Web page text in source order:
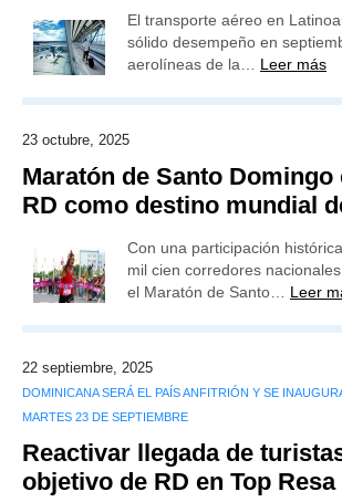
El transporte aéreo en
sólido desempeño en
aerolíneas de la… Leer más
23 octubre, 2025
Maratón de Santo
RD como destino mundial
Con una participación
mil cien corredores
el Maratón de Santo… Leer
22 septiembre, 2025
DOMINICANA SERÁ EL PAÍS ANFITRIÓN Y SE
MARTES 23 DE SEPTIEMBRE
Reactivar llegada de
objetivo de RD en Top Resa